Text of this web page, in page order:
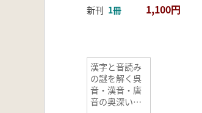
新刊 1冊 1,100円
漢字と音読み
の謎を解く呉
音・漢音・唐
音の奥深い世